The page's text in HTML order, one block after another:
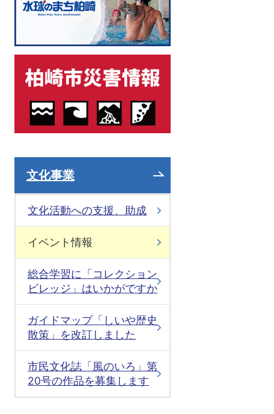
文化事業
文化活動への支援、助成
イベント情報
総合学習に「コレクション
ビレッジ」はいかがですか
ガイドマップ「しいや歴史
散策」を改訂しました
市民文化誌「風のいろ」第
20号の作品を募集します